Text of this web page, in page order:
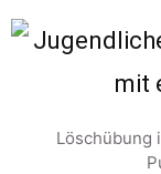
Löschübung